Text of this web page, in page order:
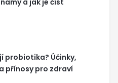
probiotika? Účinky,
přínosy pro zdraví